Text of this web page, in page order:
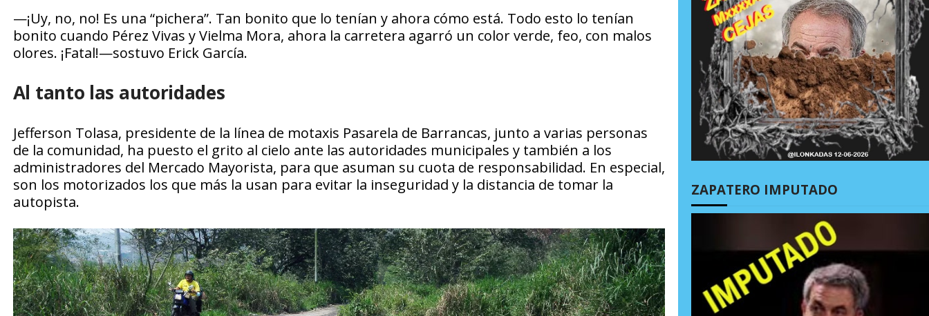
—¡Uy, no, no! Es una “pichera”. Tan bonito que lo tenían y ahora cómo está. Todo esto lo tenían
bonito cuando Pérez Vivas y Vielma Mora, ahora la carretera agarró un color verde, feo, con malos
olores. ¡Fatal!—sostuvo Erick García.
Al tanto las autoridades
Jefferson Tolasa, presidente de la línea de motaxis Pasarela de Barrancas, junto a varias personas
de la comunidad, ha puesto el grito al cielo ante las autoridades municipales y también a los
administradores del Mercado Mayorista, para que asuman su cuota de responsabilidad. En especial,
son los motorizados los que más la usan para evitar la inseguridad y la distancia de tomar la
autopista.
ZAPATERO IMPUTADO